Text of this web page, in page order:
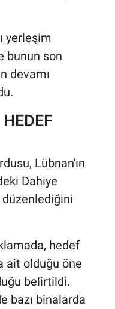
yerleşim
bunun son
devamı
Lübnan'ın
Dahiye
hedef
ait olduğu öne
belirtildi.
bazı binalarda